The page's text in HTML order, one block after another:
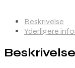
Beskrivelse
Yderligere
Beskrivelse